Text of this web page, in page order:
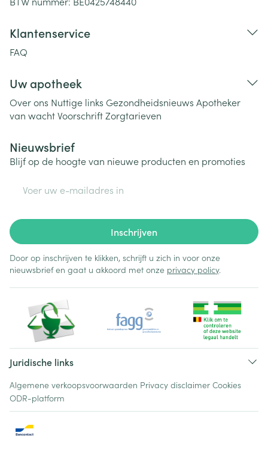
Klantenservice
FAQ
Uw apotheek
Over ons Nuttige links Gezondheidsnieuws Apotheker
van wachtVoorschriftZorgtarieven
Nieuwsbrief
Blijf op de hoogte van nieuwe producten en promoties
Inschrijven
Door op inschrijven te klikken, schrijft u zich in voor onze
nieuwsbrief en gaat u akkoord met onze privacy policy.
Juridische links
Algemene verkoopsvoorwaarden Privacy disclaimer Cookies
ODR-platform